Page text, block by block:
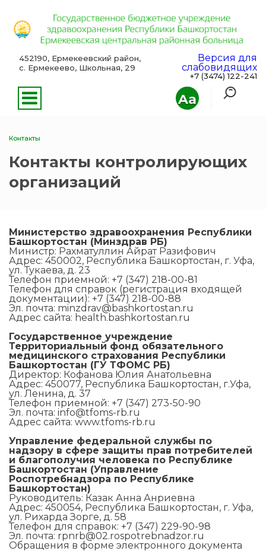
Aa
452190, Ермекеевский район,
с. Ермекеево, Школьная, 29
Версия для
слабовидящих
+7 (3474) 122-241
Контакты
Контакты контролирующих
организаций
Министерство здравоохранения Республики
Башкортостан (Минздрав РБ)
Министр: Рахматуллин Айрат Разифович
Адрес: 450002, Республика Башкортостан, г. Уфа,
ул. Тукаева, д. 23
Телефон приемной: +7 (347) 218-00-81
Телефон для справок (регистрация входящей
документации): +7 (347) 218-00-88
Эл. почта: minzdrav@bashkortostan.ru
Адрес сайта: health.bashkortostan.ru
Государственное учреждение
Территориальный фонд обязательного
медицинского страхования Республики
Башкортостан (ГУ ТФОМС РБ)
Директор: Кофанова Юлия Анатольевна
Адрес: 450077, Республика Башкортостан, г.Уфа,
ул. Ленина, д. 37
Телефон приемной: +7 (347) 273-50-90
Эл. почта: info@tfoms-rb.ru
Адрес сайта: www.tfoms-rb.ru
Управление федеральной службы по
надзору в сфере защиты прав потребителей
и благополучия человека по Республике
Башкортостан (Управление
Роспотребнадзора по Республике
Башкортостан)
Руководитель: Казак Анна Анриевна
Адрес: 450054, Республика Башкортостан, г. Уфа,
ул. Рихарда Зорге, д. 58
Телефон для справок: +7 (347) 229-90-98
Эл. почта: rpnrb@02.rospotrebnadzor.ru
Обращения в форме электронного документа